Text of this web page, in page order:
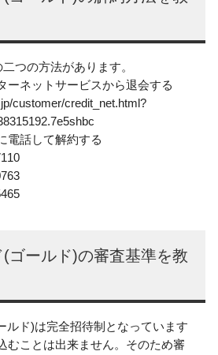
つの方法があります。
ーネットサービスから退会する
customer/credit_net.html?
電話して解約する
ゴールド)の審査基準を教
ルド)は完全招待制となっています
むことは出来ません。そのため審